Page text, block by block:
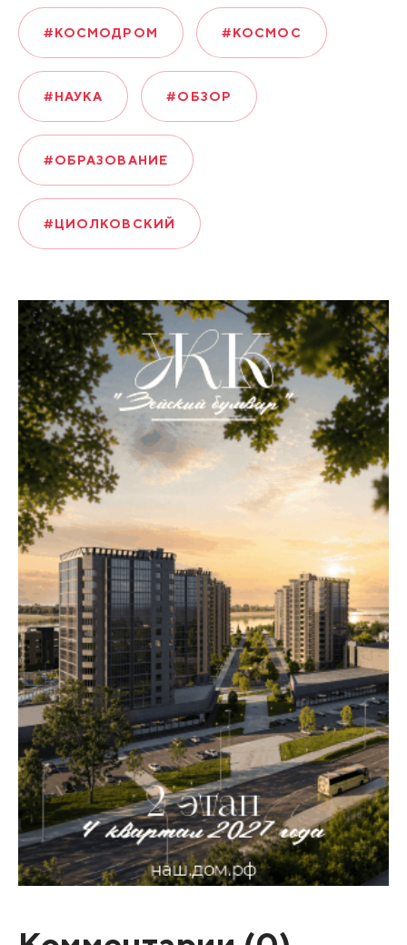
#КОСМОДРОМ #КОСМОС
#НАУКА #ОБЗОР
#ОБРАЗОВАНИЕ
#ЦИОЛКОВСКИЙ